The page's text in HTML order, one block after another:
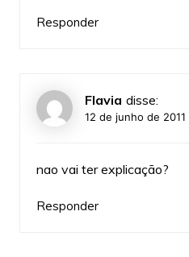
Responder
Flavia disse:
12 de junho de 2011
nao vai ter explicação?
Responder